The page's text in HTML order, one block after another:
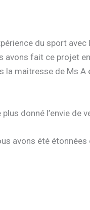
du sport
fait ce projet
maitresse de Ms
donné l’envie de
avons été